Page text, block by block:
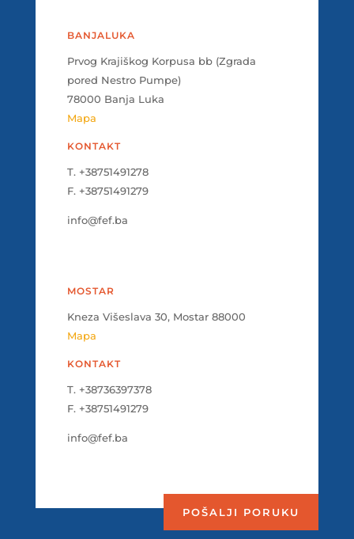
BANJALUKA
Prvog Krajiškog Korpusa bb (Zgrada
pored Nestro Pumpe)
78000 Banja Luka
Mapa
KONTAKT
T. +38751491278
F. +38751491279
info@fef.ba
MOSTAR
Kneza Višeslava 30, Mostar 88000
Mapa
KONTAKT
T. +38736397378
F. +38751491279
info@fef.ba
POŠALJI PORUKU